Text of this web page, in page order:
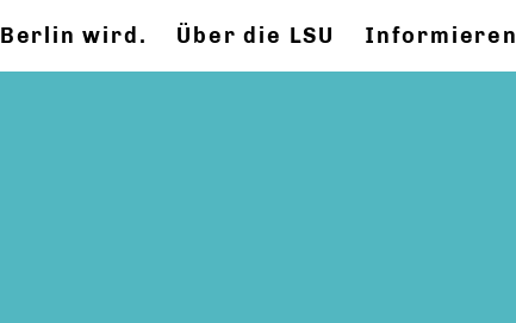
Berlin wird. Über die LSU Informieren